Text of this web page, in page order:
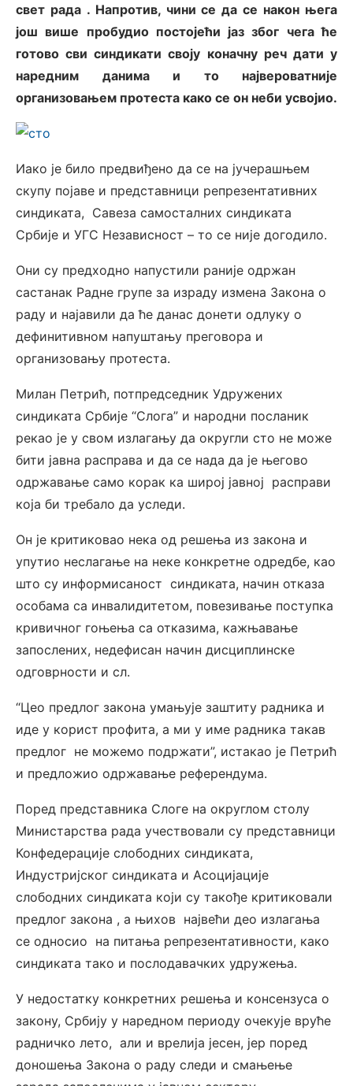
свет рада . Напротив, чини се да се након њега
још више пробудио постојећи јаз због чега ће
готово сви синдикати своју коначну реч дати у
наредним данима и то највероватније
организовањем протеста како се он неби усвојио.
Иако је било предвиђено да се на јучерашњем
скупу појаве и представници репрезентативних
синдиката, Савеза самосталних синдиката
Србије и УГС Независност – то се није догодило.
Они су предходно напустили раније одржан
састанак Радне групе за израду измена Закона о
раду и најавили да ће данас донети одлуку о
дефинитивном напуштању преговора и
организовању протеста.
Милан Петрић, потпредседник Удружених
синдиката Србије “Слога” и народни посланик
рекао је у свом излагању да округли сто не може
бити јавна расправа и да се нада да је његово
одржавање само корак ка широј јавној расправи
која би требало да уследи.
Он је критиковао нека од решења из закона и
упутио неслагање на неке конкретне одредбе, као
што су информисаност синдиката, начин отказа
особама са инвалидитетом, повезивање поступка
кривичног гоњења са отказима, кажњавање
запослених, недефисан начин дисциплинске
одговрности и сл.
“Цео предлог закона умањује заштиту радника и
иде у корист профита, а ми у име радника такав
предлог не можемо подржати”, истакао је Петрић
и предложио одржавање референдума.
Поред представника Слоге на округлом столу
Министарства рада учествовали су представници
Конфедерације слободних синдиката,
Индустријског синдиката и Асоцијације
слободних синдиката који су такође критиковали
предлог закона , а њихов највећи део излагања
се односио на питања репрезентативности, како
синдиката тако и послодавачких удружења.
У недостатку конкретних решења и консензуса о
закону, Србију у наредном периоду очекује вруће
радничко лето, али и врелија јесен, јер поред
доношења Закона о раду следи и смањење